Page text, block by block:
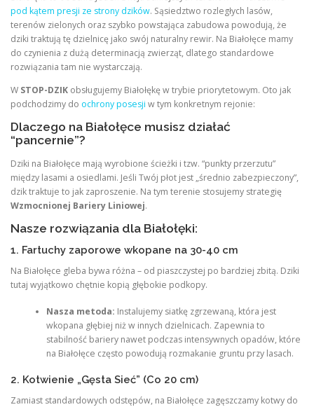
pod kątem presji ze strony dzików. Sąsiedztwo rozległych lasów,
terenów zielonych oraz szybko powstająca zabudowa powodują, że
dziki traktują tę dzielnicę jako swój naturalny rewir. Na Białołęce mamy
do czynienia z dużą determinacją zwierząt, dlatego standardowe
rozwiązania tam nie wystarczają.
W STOP-DZIK obsługujemy Białołękę w trybie priorytetowym. Oto jak
podchodzimy do ochrony posesji w tym konkretnym rejonie:
Dlaczego na Białołęce musisz działać
“pancernie”?
Dziki na Białołęce mają wyrobione ścieżki i tzw. “punkty przerzutu”
między lasami a osiedlami. Jeśli Twój płot jest „średnio zabezpieczony”,
dzik traktuje to jak zaproszenie. Na tym terenie stosujemy strategię
Wzmocnionej Bariery Liniowej.
Nasze rozwiązania dla Białołęki:
1. Fartuchy zaporowe wkopane na 30-40 cm
Na Białołęce gleba bywa różna – od piaszczystej po bardziej zbitą. Dziki
tutaj wyjątkowo chętnie kopią głębokie podkopy.
Nasza metoda: Instalujemy siatkę zgrzewaną, która jest
wkopana głębiej niż w innych dzielnicach. Zapewnia to
stabilność bariery nawet podczas intensywnych opadów, które
na Białołęce często powodują rozmakanie gruntu przy lasach.
2. Kotwienie „Gęsta Sieć” (Co 20 cm)
Zamiast standardowych odstępów, na Białołęce zagęszczamy kotwy do